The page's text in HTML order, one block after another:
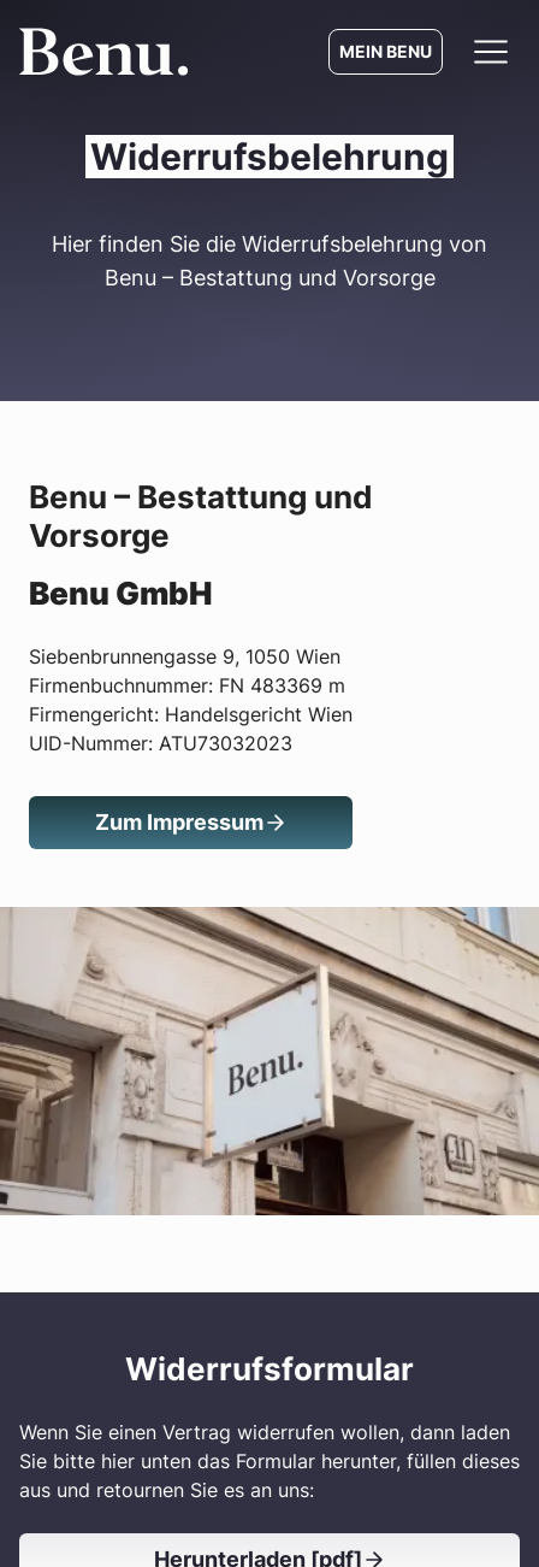
MEIN BENU
Widerrufs­belehrung
Hier finden Sie die Widerrufs­belehrung von
Benu – Bestattung und Vorsorge
Benu – Bestattung und
Vorsorge
Benu GmbH
Siebenbrunnengasse 9, 1050 Wien
Firmenbuchnummer: FN 483369 m
Firmengericht: Handelsgericht Wien
UID-Nummer: ATU73032023
Zum Impressum
Widerrufsformular
Wenn Sie einen Vertrag widerrufen wollen, dann laden
Sie bitte hier unten das Formular herunter, füllen dieses
aus und retournen Sie es an uns:
Herunterladen [pdf]